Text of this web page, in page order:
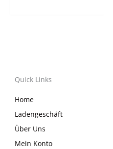
Quick Links
Home
Ladengeschäft
Über Uns
Mein Konto